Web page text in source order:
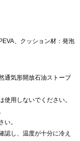
、クッション材：発泡
通気形開放石油ストーブ
用しないでください。
い。
認し、温度が十分に冷え